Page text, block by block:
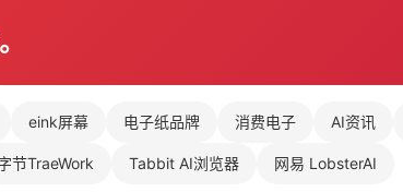
eink屏幕 电子纸品牌 消费电子 AI资讯
节TraeWork Tabbit AI浏览器 网易 LobsterAI